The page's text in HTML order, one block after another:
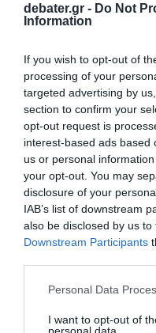
debater.gr - Do Not
Information
If you wish to opt-out of
processing of your
targeted advertising by
section to confirm your
opt-out request is
interest-based ads based
us or personal
your opt-out. You may
disclosure of your
IAB’s list of downstream
also be disclosed by us
Downstream Participants
Please note that this
not limited to your visit or
Personal Data
I want to opt-out of
personal data.
ΕΛΛΑΔΑ
ΕΛΛΑΔΑ